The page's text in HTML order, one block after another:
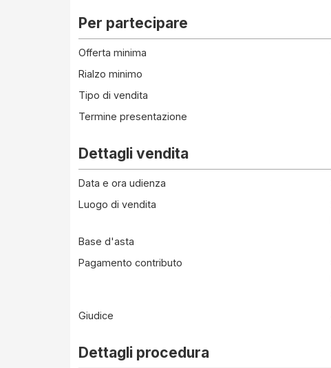
Per partecipare
Offerta minima
Rialzo minimo
Tipo di vendita
Termine presentazione
Dettagli vendita
Data e ora udienza
Luogo di vendita
Base d'asta
Pagamento contributo
Giudice
Dettagli procedura